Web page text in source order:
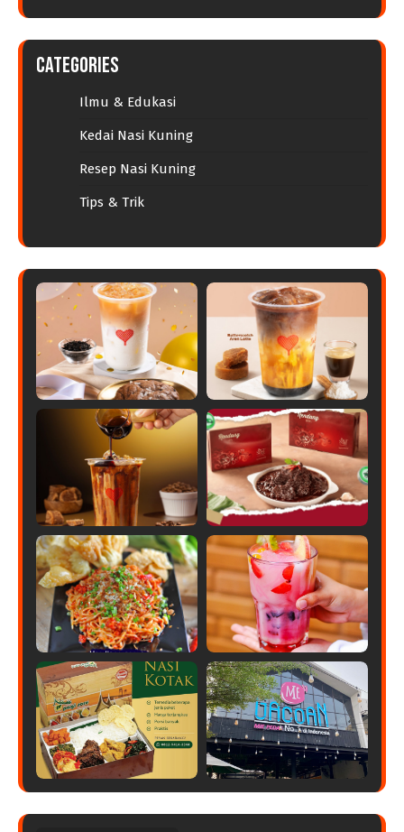
Categories
Ilmu & Edukasi
Kedai Nasi Kuning
Resep Nasi Kuning
Tips & Trik